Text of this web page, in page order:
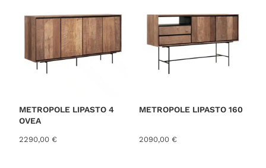
e
b
t
METROPOLE LIPASTO 4
OVEA
2290,00 €
METROPOLE LIPASTO 160
2090,00 €